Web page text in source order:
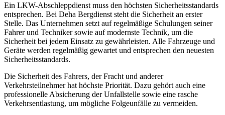
Ein LKW-Abschleppdienst muss den höchsten Sicherheitsstandards
entsprechen. Bei Deha Bergdienst steht die Sicherheit an erster
Stelle. Das Unternehmen setzt auf regelmäßige Schulungen seiner
Fahrer und Techniker sowie auf modernste Technik, um die
Sicherheit bei jedem Einsatz zu gewährleisten. Alle Fahrzeuge und
Geräte werden regelmäßig gewartet und entsprechen den neuesten
Sicherheitsstandards.
Die Sicherheit des Fahrers, der Fracht und anderer
Verkehrsteilnehmer hat höchste Priorität. Dazu gehört auch eine
professionelle Absicherung der Unfallstelle sowie eine rasche
Verkehrsentlastung, um mögliche Folgeunfälle zu vermeiden.